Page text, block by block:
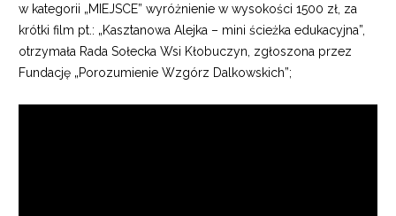
w kategorii „MIEJSCE” wyróżnienie w wysokości 1500 zł, za
krótki film pt.: „Kasztanowa Alejka – mini ścieżka edukacyjna”,
otrzymała Rada Sołecka Wsi Kłobuczyn, zgłoszona przez
Fundację „Porozumienie Wzgórz Dalkowskich”;